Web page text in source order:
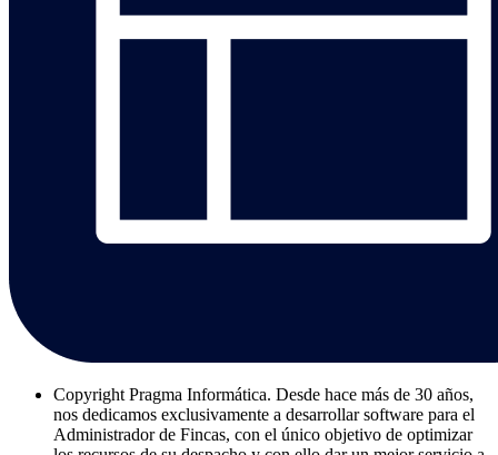
Copyright Pragma Informática. Desde hace más de 30 años,
nos dedicamos exclusivamente a desarrollar software para el
Administrador de Fincas, con el único objetivo de optimizar